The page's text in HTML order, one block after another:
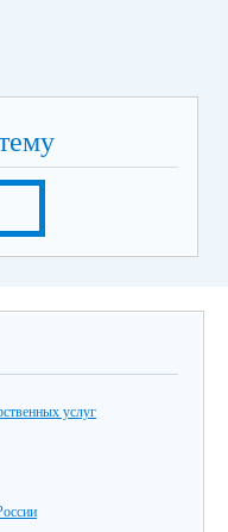
услуг